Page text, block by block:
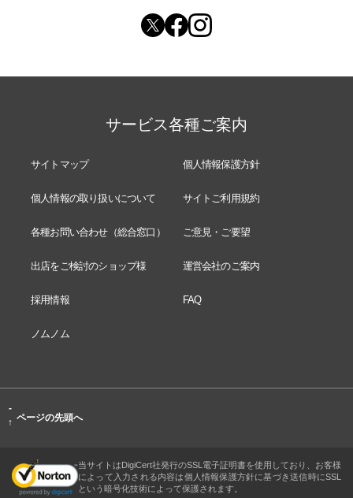
サービス各種ご案内
サイトマップ 個人情報保護方針
個人情報の取り扱いについて サイトご利用規約
各種お問い合わせ（総合窓口） ご意見・ご要望
出店をご検討のショップ様 運営会社のご案内
採用情報 FAQ
ノムノム
-
↑ ページの先頭へ
当サイトはDigiCert社発行のSSL電子証明書を使用しており、お客様
によって入力される内容は個人情報保護方針に基づき送信時にSSL
という暗号化技術によって保護されます。